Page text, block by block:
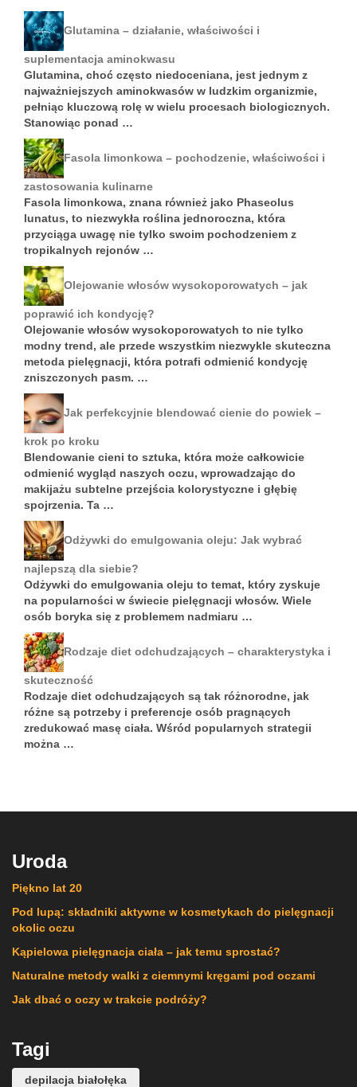
Glutamina – działanie, właściwości i
suplementacja aminokwasu
Glutamina, choć często niedoceniana, jest jednym z
najważniejszych aminokwasów w ludzkim organizmie,
pełniąc kluczową rolę w wielu procesach biologicznych.
Stanowiąc ponad …
Fasola limonkowa – pochodzenie, właściwości i
zastosowania kulinarne
Fasola limonkowa, znana również jako Phaseolus
lunatus, to niezwykła roślina jednoroczna, która
przyciąga uwagę nie tylko swoim pochodzeniem z
tropikalnych rejonów …
Olejowanie włosów wysokoporowatych – jak
poprawić ich kondycję?
Olejowanie włosów wysokoporowatych to nie tylko
modny trend, ale przede wszystkim niezwykle skuteczna
metoda pielęgnacji, która potrafi odmienić kondycję
zniszczonych pasm. …
Jak perfekcyjnie blendować cienie do powiek –
krok po kroku
Blendowanie cieni to sztuka, która może całkowicie
odmienić wygląd naszych oczu, wprowadzając do
makijażu subtelne przejścia kolorystyczne i głębię
spojrzenia. Ta …
Odżywki do emulgowania oleju: Jak wybrać
najlepszą dla siebie?
Odżywki do emulgowania oleju to temat, który zyskuje
na popularności w świecie pielęgnacji włosów. Wiele
osób boryka się z problemem nadmiaru …
Rodzaje diet odchudzających – charakterystyka i
skuteczność
Rodzaje diet odchudzających są tak różnorodne, jak
różne są potrzeby i preferencje osób pragnących
zredukować masę ciała. Wśród popularnych strategii
można …
Uroda
Piękno lat 20
Pod lupą: składniki aktywne w kosmetykach do pielęgnacji
okolic oczu
Kąpielowa pielęgnacja ciała – jak temu sprostać?
Naturalne metody walki z ciemnymi kręgami pod oczami
Jak dbać o oczy w trakcie podróży?
Tagi
depilacja białołęka